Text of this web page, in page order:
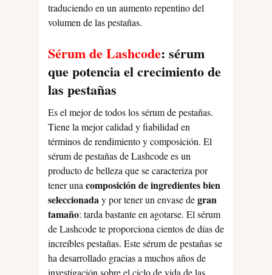
traduciendo en un aumento repentino del
volumen de las pestañas.
Sérum de Lashcode: sérum
que potencia el crecimiento de
las pestañas
Es el mejor de todos los sérum de pestañas.
Tiene la mejor calidad y fiabilidad en
términos de rendimiento y composición. El
sérum de pestañas de Lashcode es un
producto de belleza que se caracteriza por
tener una composición de ingredientes bien
seleccionaday por tener un envase degran
tamaño: tarda bastante en agotarse. El sérum
de Lashcode te proporciona cientos de días de
increíbles pestañas. Este sérum de pestañas se
ha desarrollado gracias a muchos años de
investigación sobre el ciclo de vida de las